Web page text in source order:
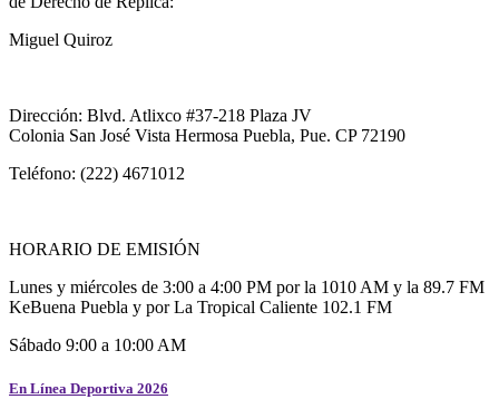
Miguel Quiroz
Dirección: Blvd. Atlixco #37-218 Plaza JV
Colonia San José Vista Hermosa Puebla, Pue. CP 72190
Teléfono: (222) 4671012
HORARIO DE EMISIÓN
Lunes y miércoles de 3:00 a 4:00 PM por la 1010 AM y la 89.7 FM
KeBuena Puebla y por La Tropical Caliente 102.1 FM
Sábado 9:00 a 10:00 AM
En Línea Deportiva 2026